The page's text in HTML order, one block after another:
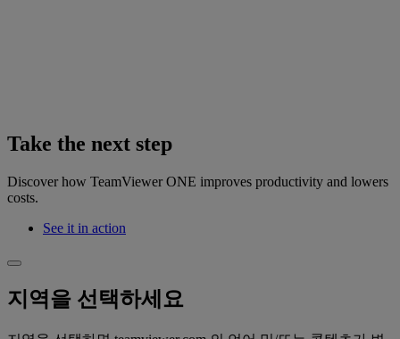
Take the next step
Discover how TeamViewer ONE improves productivity and lowers
costs.
See it in action
지역을 선택하세요